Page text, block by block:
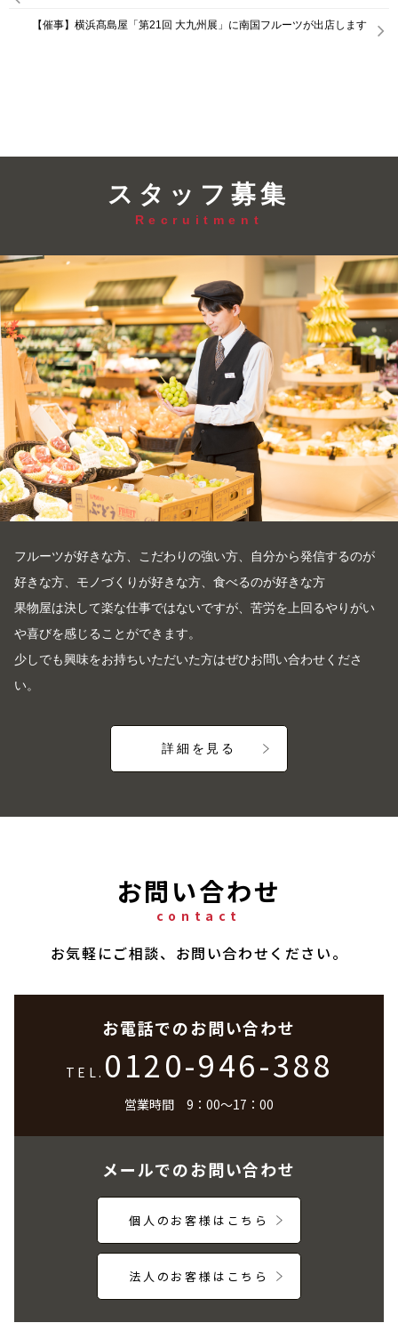
【催事】横浜髙島屋「第21回 大九州展」に南国フルーツが出店します
スタッフ募集
Recruitment
フルーツが好きな方、こだわりの強い方、自分から発信するのが
好きな方、モノづくりが好きな方、食べるのが好きな方
果物屋は決して楽な仕事ではないですが、苦労を上回るやりがい
や喜びを感じることができます。
少しでも興味をお持ちいただいた方はぜひお問い合わせくださ
い。
詳細を見る
お問い合わせ
contact
お気軽にご相談、お問い合わせください。
お電話でのお問い合わせ
TEL. 0120-946-388
営業時間 9：00～17：00
メールでのお問い合わせ
個人のお客様はこちら
法人のお客様はこちら